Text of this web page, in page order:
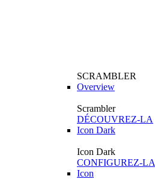
SCRAMBLER
Overview
Scrambler
DÉCOUVREZ-LA
Icon Dark
Icon Dark
CONFIGUREZ-LA
Icon